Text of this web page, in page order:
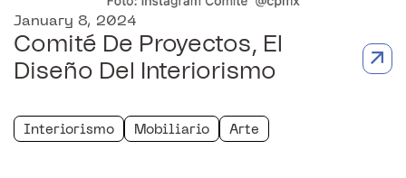
January 8, 2024
Comité De Proyectos, El
Diseño Del Interiorismo
Interiorismo Mobiliario Arte